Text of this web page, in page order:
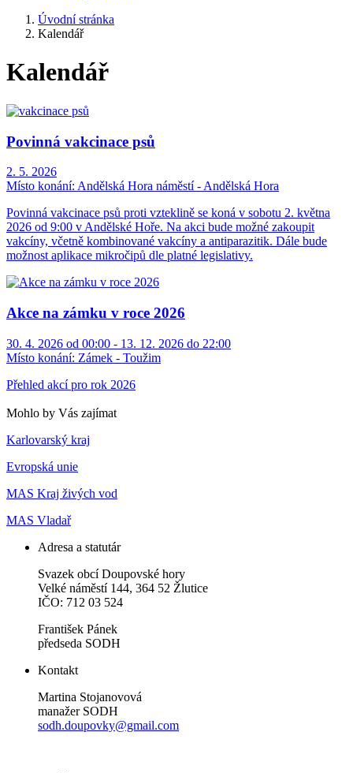
Úvodní stránka
Kalendář
Kalendář
Povinná vakcinace psů
2. 5. 2026
Místo konání: Andělská Hora náměstí - Andělská Hora
Povinná vakcinace psů proti vzteklině se koná v sobotu 2. května
2026 od 9:00 v Andělské Hoře. Na akci bude možné zakoupit
vakcíny, včetně kombinované vakcíny a antiparazitik. Dále bude
možnost aplikace mikročipů dle platné legislativy.
Akce na zámku v roce 2026
30. 4. 2026 od 00:00 - 13. 12. 2026 do 22:00
Místo konání: Zámek - Toužim
Přehled akcí pro rok 2026
Mohlo by Vás zajímat
Karlovarský kraj
Evropská unie
MAS Kraj živých vod
MAS Vladař
Adresa a statutár
Svazek obcí Doupovské hory
Velké náměstí 144, 364 52 Žlutice
IČO: 712 03 524
František Pánek
předseda SODH
Kontakt
Martina Stojanovová
manažer SODH
sodh.doupovky@gmail.com